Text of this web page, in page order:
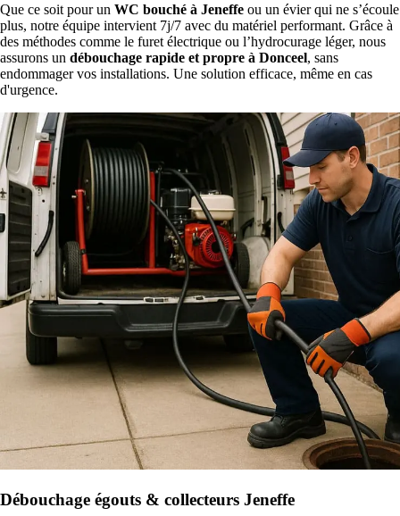
Que ce soit pour un WC bouché à Jeneffe ou un évier qui ne s’écoule
plus, notre équipe intervient 7j/7 avec du matériel performant. Grâce à
des méthodes comme le furet électrique ou l’hydrocurage léger, nous
assurons un débouchage rapide et propre à Donceel, sans
endommager vos installations. Une solution efficace, même en cas
d'urgence.
Débouchage égouts & collecteurs Jeneffe